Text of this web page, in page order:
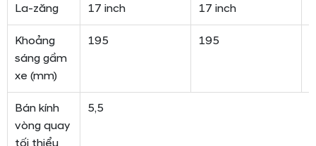
La-zăng 17 inch 17 inch
Khoảng
sáng gầm
xe (mm)
195 195
Bán kính
vòng quay
tối thiểu
5,5